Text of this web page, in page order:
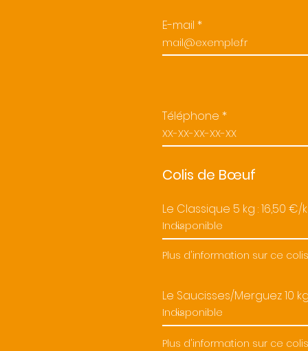
E-mail
Téléphone
Colis de Bœuf
Le Classique 5 kg : 16,50 €/
Plus d'information sur ce colis
Le Saucisses/Merguez 10
Plus d'information sur ce colis